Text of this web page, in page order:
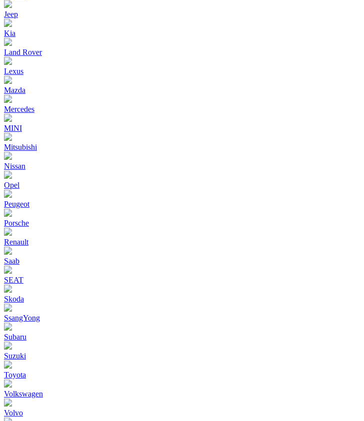
Jeep
Kia
Land Rover
Lexus
Mazda
Mercedes
MINI
Mitsubishi
Nissan
Opel
Peugeot
Porsche
Renault
Saab
SEAT
Skoda
SsangYong
Subaru
Suzuki
Toyota
Volkswagen
Volvo